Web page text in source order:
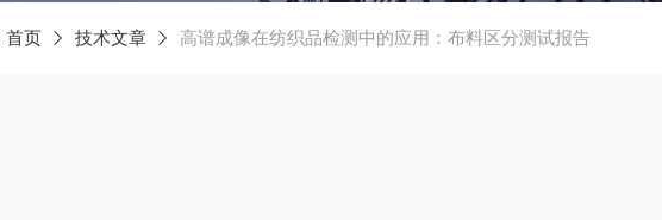
首页 技术文章 高谱成像在纺织品检测中的应用：布料区分测试报告